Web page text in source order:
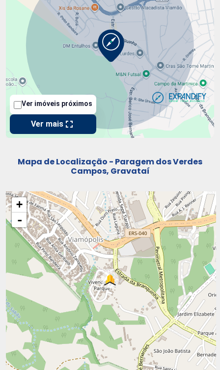
Mapa de Localização - Paragem dos Verdes
Campos, Gravataí